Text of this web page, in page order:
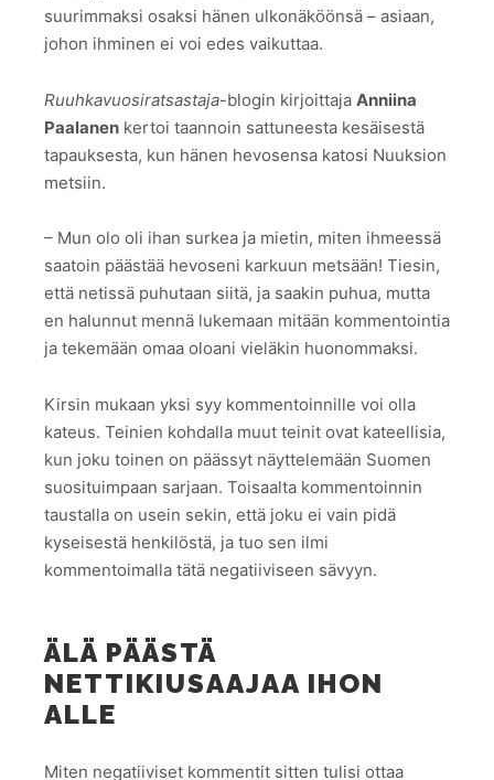
suurimmaksi osaksi hänen ulkonäköönsä – asiaan,
johon ihminen ei voi edes vaikuttaa.
Ruuhkavuosiratsastaja-blogin kirjoittaja Anniina
Paalanen kertoi taannoin sattuneesta kesäisestä
tapauksesta, kun hänen hevosensa katosi Nuuksion
metsiin.
– Mun olo oli ihan surkea ja mietin, miten ihmeessä
saatoin päästää hevoseni karkuun metsään! Tiesin,
että netissä puhutaan siitä, ja saakin puhua, mutta
en halunnut mennä lukemaan mitään kommentointia
ja tekemään omaa oloani vieläkin huonommaksi.
Kirsin mukaan yksi syy kommentoinnille voi olla
kateus. Teinien kohdalla muut teinit ovat kateellisia,
kun joku toinen on päässyt näyttelemään Suomen
suosituimpaan sarjaan. Toisaalta kommentoinnin
taustalla on usein sekin, että joku ei vain pidä
kyseisestä henkilöstä, ja tuo sen ilmi
kommentoimalla tätä negatiiviseen sävyyn.
ÄLÄ PÄÄSTÄ
NETTIKIUSAAJAA IHON
ALLE
Miten negatiiviset kommentit sitten tulisi ottaa